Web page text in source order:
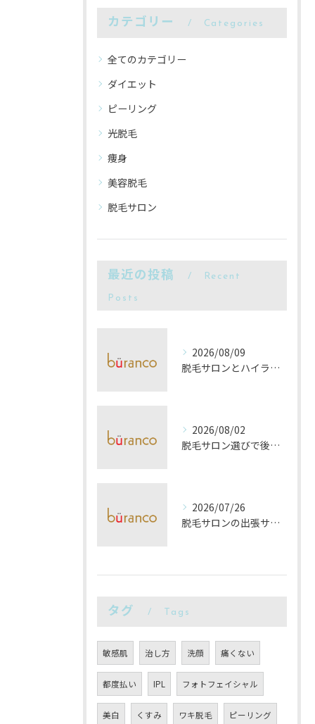
カテゴリー Categories
全てのカテゴリー
ダイエット
ピーリング
光脱毛
痩身
美容脱毛
脱毛サロン
最近の投稿 Recent
Posts
2026/08/09
脱毛サロンとハイライトで大阪府大阪市内の理想の通いやすさと料金を徹底比較
2026/08/02
脱毛サロン選びで後悔しないプロレビュー実体験とトラブル回避術
2026/07/26
脱毛サロンの出張サービスを大阪府大阪市で安心して利用するための完全ガイド
タグ Tags
敏感肌 治し方 洗顔 痛くない
都度払い IPL フォトフェイシャル
美白 くすみ ワキ脱毛 ピーリング